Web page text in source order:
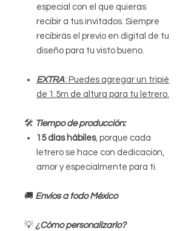
especial con el que quieras
recibir a tus invitados. Siempre
recibirás el previo en digital de tu
diseño para tu visto bueno.
EXTRA: Puedes agregar un tripié
de 1.5m de altura para tu letrero.
🛠 Tiempo de producción:
15 días hábiles, porque cada
letrero se hace con dedicación,
amor y especialmente para ti.
🚚 Envíos a todo México
💡 ¿Cómo personalizarlo?